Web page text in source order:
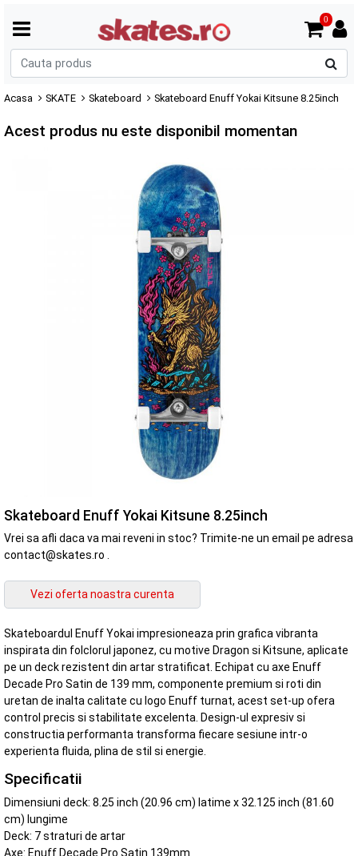
0
Acasa SKATE Skateboard Skateboard Enuff Yokai Kitsune 8.25inch
Acest produs nu este disponibil momentan
Skateboard Enuff Yokai Kitsune 8.25inch
Vrei sa afli daca va mai reveni in stoc? Trimite-ne un email pe adresa
contact@skates.ro .
Skateboardul Enuff Yokai impresioneaza prin grafica vibranta
inspirata din folclorul japonez, cu motive Dragon si Kitsune, aplicate
pe un deck rezistent din artar stratificat. Echipat cu axe Enuff
Decade Pro Satin de 139 mm, componente premium si roti din
uretan de inalta calitate cu logo Enuff turnat, acest set-up ofera
control precis si stabilitate excelenta. Design-ul expresiv si
constructia performanta transforma fiecare sesiune intr-o
experienta fluida, plina de stil si energie.
Specificatii
Dimensiuni deck: 8.25 inch (20.96 cm) latime x 32.125 inch (81.60
cm) lungime
Deck: 7 straturi de artar
Axe: Enuff Decade Pro Satin 139mm